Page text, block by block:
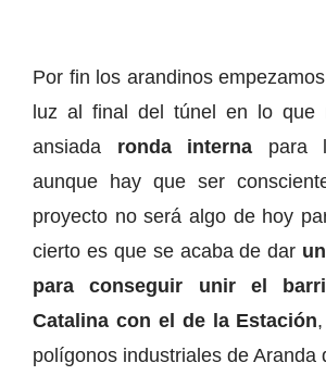
Por fin los arandinos
luz al final del túnel en lo que
ansiada ronda interna para
aunque hay que ser
proyecto no será algo de hoy
cierto es que se acaba de dar
para conseguir unir el
Catalina con el de la Estación
polígonos industriales de Aranda